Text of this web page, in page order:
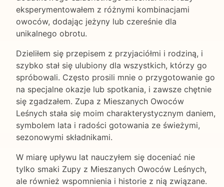
eksperymentowałem z różnymi kombinacjami
owoców, dodając jeżyny lub czereśnie dla
unikalnego obrotu.
Dzieliłem się przepisem z przyjaciółmi i rodziną, i
szybko stał się ulubiony dla wszystkich, którzy go
spróbowali. Często prosili mnie o przygotowanie go
na specjalne okazje lub spotkania, i zawsze chętnie
się zgadzałem. Zupa z Mieszanych Owoców
Leśnych stała się moim charakterystycznym daniem,
symbolem lata i radości gotowania ze świeżymi,
sezonowymi składnikami.
W miarę upływu lat nauczyłem się doceniać nie
tylko smaki Zupy z Mieszanych Owoców Leśnych,
ale również wspomnienia i historie z nią związane.